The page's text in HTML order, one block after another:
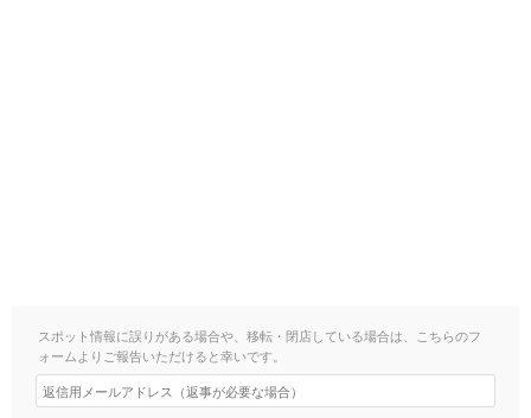
スポット情報に誤りがある場合や、移転・閉店している場合は、こちらのフ
ォームよりご報告いただけると幸いです。